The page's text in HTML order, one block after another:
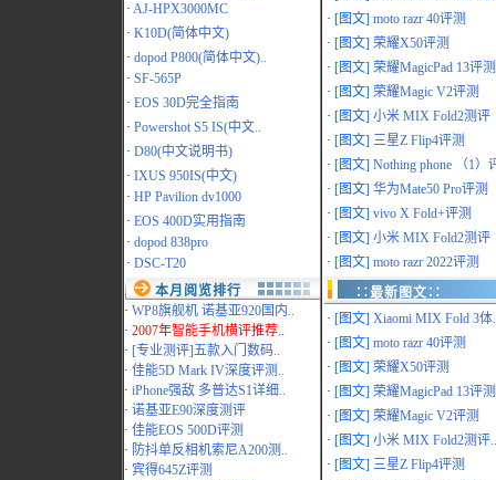
· AJ-HPX3000MC
· K10D(简体中文)
· dopod P800(简体中文)..
· SF-565P
· EOS 30D完全指南
· Powershot S5 IS(中文..
· D80(中文说明书)
· IXUS 950IS(中文)
· HP Pavilion dv1000
· EOS 400D实用指南
· dopod 838pro
· DSC-T20
本月阅览排行
· WP8旗舰机 诺基亚920国内..
· 2007年智能手机横评推荐..
· [专业测评]五款入门数码..
· 佳能5D Mark IV深度评测..
· iPhone强敌 多普达S1详细..
· 诺基亚E90深度测评
· 佳能EOS 500D评测
· 防抖单反相机索尼A200测..
· 宾得645Z评测
· [图文] moto razr 40评测
· [图文] 荣耀X50评测
· [图文] 荣耀MagicPad 13评测
· [图文] 荣耀Magic V2评测
· [图文] 小米 MIX Fold2测评
· [图文] 三星Z Flip4评测
· [图文] Nothing phone （1）
· [图文] 华为Mate50 Pro评测
· [图文] vivo X Fold+评测
· [图文] 小米 MIX Fold2测评
· [图文] moto razr 2022评测
∷最新图文∷
· [图文] Xiaomi MIX Fold 3体
· [图文] moto razr 40评测
· [图文] 荣耀X50评测
· [图文] 荣耀MagicPad 13评
· [图文] 荣耀Magic V2评测
· [图文] 小米 MIX Fold2测评..
· [图文] 三星Z Flip4评测